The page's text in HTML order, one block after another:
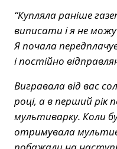
“Купляла раніше
виписати і я не
Я почала
і постійно
Вигравала від вас
році, а в перший рік
мультиварку. Коли
отримувала